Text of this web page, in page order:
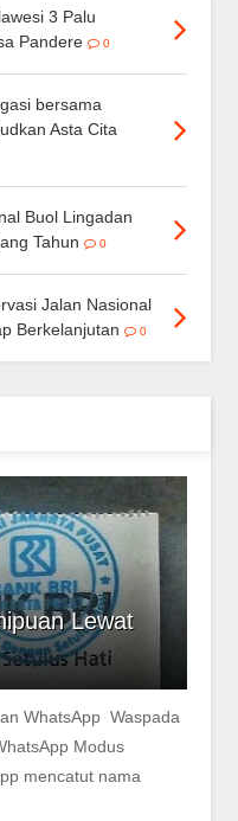
3 Palu
Pandere
0
bersama
Asta Cita
Buol Lingadan
Tahun
0
Jalan Nasional
Berkelanjutan
0
Lewat
WhatsApp Waspada
Modus
mencatut nama